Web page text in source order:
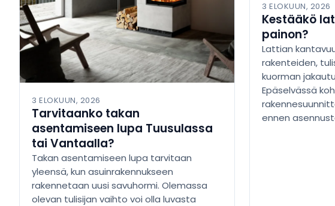
3 ELOKUUN, 2026
Tarvitaanko takan
asentamiseen lupa Tuusulassa
tai Vantaalla?
Takan asentamiseen lupa tarvitaan
yleensä, kun asuinrakennukseen
rakennetaan uusi savuhormi. Olemassa
olevan tulisijan vaihto voi olla luvasta
3 ELOKUUN, 2026
Kestääkö
painon?
Lattian
rakenteiden,
kuorman
Epäselvässä
ennen